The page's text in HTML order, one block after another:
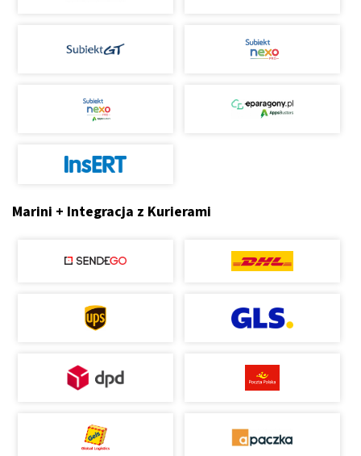
Marini + Integracja z Kurierami